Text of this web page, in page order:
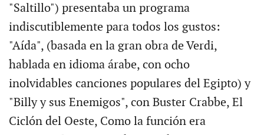
"Saltillo") presentaba un programa
indiscutiblemente para todos los gustos:
"Aída", (basada en la gran obra de Verdi,
hablada en idioma árabe, con ocho
inolvidables canciones populares del Egipto) y
"Billy y sus Enemigos", con Buster Crabbe, El
Ciclón del Oeste, Como la función era